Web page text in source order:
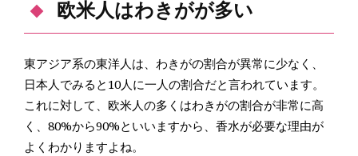
欧米人はわきがが多い
東アジア系の東洋人は、わきがの割合が異常に少なく、
日本人でみると10人に一人の割合だと言われています。
これに対して、欧米人の多くはわきがの割合が非常に高
く、80%から90%といいますから、香水が必要な理由が
よくわかりますよね。